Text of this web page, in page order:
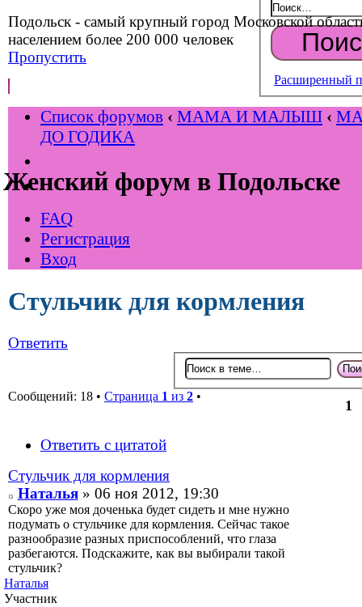
Подольск - самый крупный город Московской
населением более 200 000 человек
Пропустить
Женский форум в Подольске
Расширенный
Список форумов ‹ МАМА И МАЛЫШ ‹
ДО ГОДИКА
FAQ
Регистрация
Вход
Стульчик для кормления
Ответить
Сообщений: 18 • Страница 1 из 2 •
1
Ответить с цитатой
Стульчик для кормления
Наталья» 06 ноя 2012, 19:30
Скоро уже моя доченька будет сидеть и мне нужно
подумать о стульчике для кормления. Сейчас такое
разнообразие разных приспособлений, что глаза
разбегаются. Подскажите, как вы выбирали такой
стульчик?
Наталья
Участник